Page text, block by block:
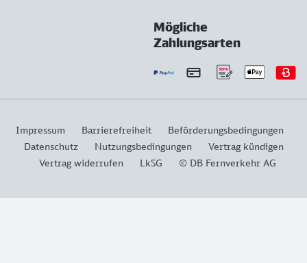
Mögliche
Zahlungsarten
Impressum Barrierefreiheit
Beförderungsbedingungen
Datenschutz
Nutzungsbedingungen
Vertrag kündigen
Vertrag widerrufen
LkSG © DB Fernverkehr AG